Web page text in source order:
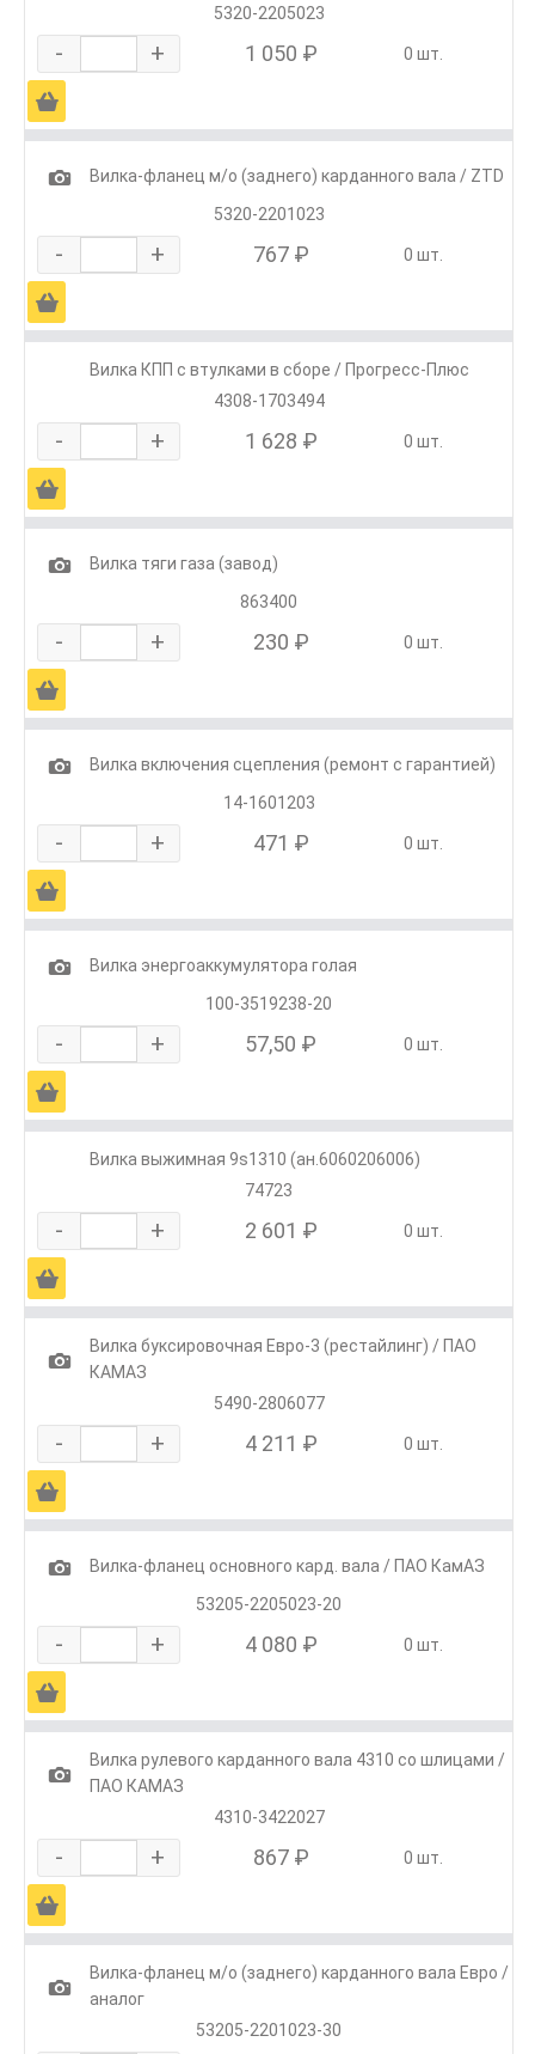
5320-2205023
- + 1 050 ₽ 0 шт.
Ä
1
Вилка-фланец м/о (заднего) карданного вала / ZTD
5320-2201023
- + 767 ₽ 0 шт.
Ä
Вилка КПП с втулками в сборе / Прогресс-Плюс
4308-1703494
- + 1 628 ₽ 0 шт.
Ä
1
Вилка тяги газа (завод)
863400
- + 230 ₽ 0 шт.
Ä
1
Вилка включения сцепления (ремонт с гарантией)
14-1601203
- + 471 ₽ 0 шт.
Ä
1
Вилка энергоаккумулятора голая
100-3519238-20
- + 57,50 ₽ 0 шт.
Ä
Вилка выжимная 9s1310 (ан.6060206006)
74723
- + 2 601 ₽ 0 шт.
Ä
1
Вилка буксировочная Евро-3 (рестайлинг) / ПАО
КАМАЗ
5490-2806077
- + 4 211 ₽ 0 шт.
Ä
1
Вилка-фланец основного кард. вала / ПАО КамАЗ
53205-2205023-20
- + 4 080 ₽ 0 шт.
Ä
1
Вилка рулевого карданного вала 4310 со шлицами /
ПАО КАМАЗ
4310-3422027
- + 867 ₽ 0 шт.
Ä
1
Вилка-фланец м/о (заднего) карданного вала Евро /
аналог
53205-2201023-30